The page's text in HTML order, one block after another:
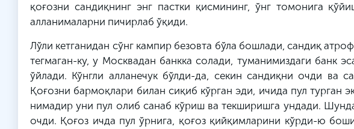
қоғозни сандиқнинг энг пастки қисмининг, ўнг томонига
алланималарни пичирлаб ўқиди.
Лўли кетганидан сўнг кампир безовта бўла бошлади, сандиқ
тегмаган-ку, у Москвадан банкка солади, туманимиздаги банк
ўйлади. Кўнгли алланечук бўлди-да, секин сандиқни очди ва
Қоғозни бармоқлари билан сиқиб кўрган эди, ичида пул турган
нимадир уни пул олиб санаб кўриш ва текширишга ундади.
очди. Қоғоз ичда пул ўрнига, қоғоз қийқимларини кўрди-ю